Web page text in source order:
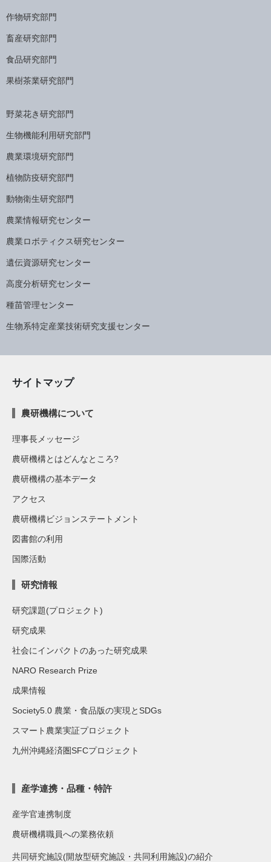
作物研究部門
畜産研究部門
食品研究部門
果樹茶業研究部門
野菜花き研究部門
生物機能利用研究部門
農業環境研究部門
植物防疫研究部門
動物衛生研究部門
農業情報研究センター
農業ロボティクス研究センター
遺伝資源研究センター
高度分析研究センター
種苗管理センター
生物系特定産業技術研究支援センター
サイトマップ
農研機構について
理事長メッセージ
農研機構とはどんなところ?
農研機構の基本データ
アクセス
農研機構ビジョンステートメント
図書館の利用
国際活動
研究情報
研究課題(プロジェクト)
研究成果
社会にインパクトのあった研究成果
NARO Research Prize
成果情報
Society5.0 農業・食品版の実現とSDGs
スマート農業実証プロジェクト
九州沖縄経済圏SFCプロジェクト
産学連携・品種・特許
産学官連携制度
農研機構職員への業務依頼
共同研究施設(開放型研究施設・共同利用施設)の紹介